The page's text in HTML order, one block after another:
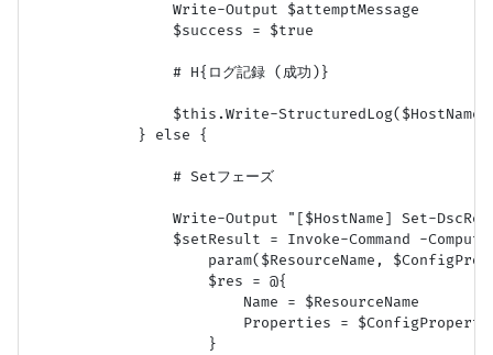
                Write-Output $attemptMessage
                $success = $true
                # H{ログ記録 (成功)}
$this.Write-
            } else {
                # Setフェーズ
Write-Output "[$HostName] Set-
$setResult = Invoke-Command -
param($ResourceName,
                    $res = @{
                        Name = $ResourceName
Properties =
                    }